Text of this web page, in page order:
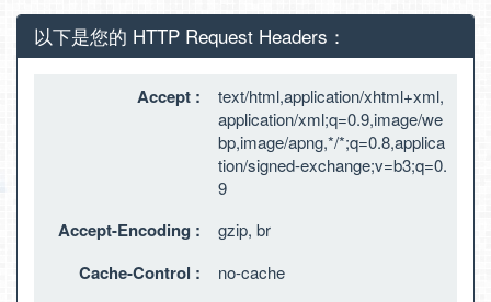
以下是您的 HTTP Request Headers：
Accept :
text/html,application/xhtml+xml,
application/xml;q=0.9,image/we
bp,image/apng,*/*;q=0.8,applica
tion/signed-exchange;v=b3;q=0.
9
Accept-Encoding : gzip, br
Cache-Control : no-cache